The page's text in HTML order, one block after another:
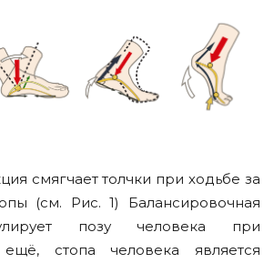
смягчает толчки при ходьбе за
(см. Рис. 1) Балансировочная
позу человека при
стопа человека является